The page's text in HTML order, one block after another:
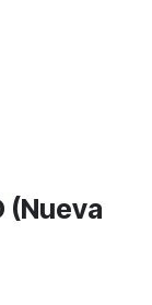
(Nueva